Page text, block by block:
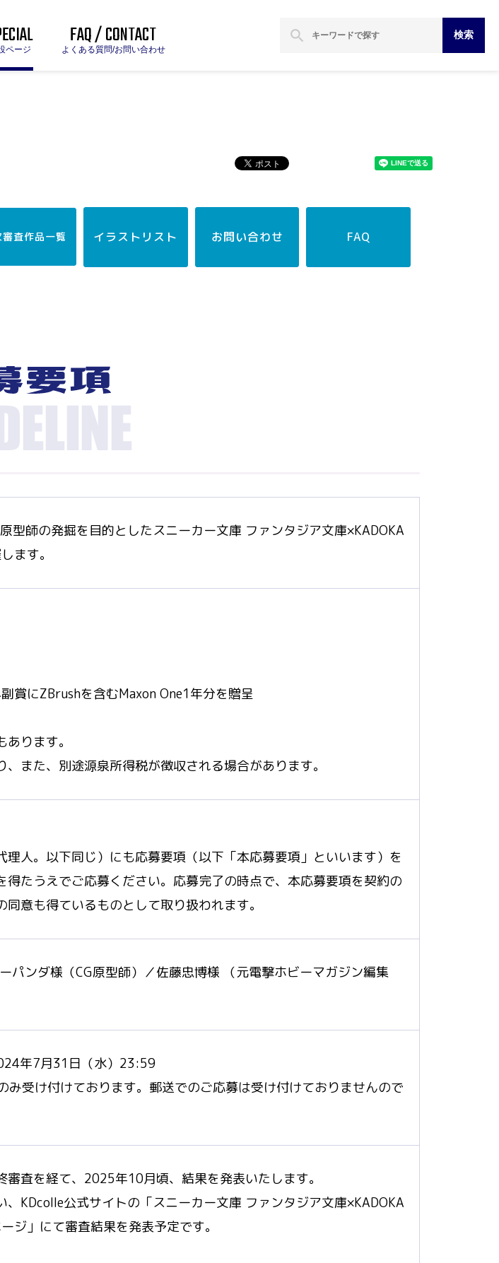
ページ FAQ / CONTACT
よくある質問/お問い合わせ
search 検索
審査作品一覧 イラストリスト お問い合わせ FAQ
型師の発掘を目的としたスニーカー文庫 ファンタジア文庫×KADOKA
ます。
賞にZBrushを含むMaxon One1年分を贈呈
ります。
また、別途源泉所得税が徴収される場合があります。
人。以下同じ）にも応募要項（以下「本応募要項」といいます）を
得たうえでご応募ください。応募完了の時点で、本応募要項を契約の
意も得ているものとして取り扱われます。
パンダ様（CG原型師）／佐藤忠博様 （元電撃ホビーマガジン編集
年7月31日（水）23:59
受け付けております。郵送でのご応募は受け付けておりませんので
査を経て、2025年10月頃、結果を発表いたします。
KDcolle公式サイトの「スニーカー文庫 ファンタジア文庫×KADOKA
ジ」にて審査結果を発表予定です。